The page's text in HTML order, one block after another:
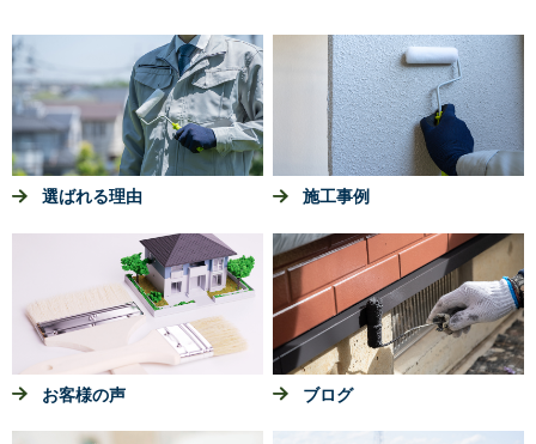
選ばれる理由 施工事例
お客様の声 ブログ